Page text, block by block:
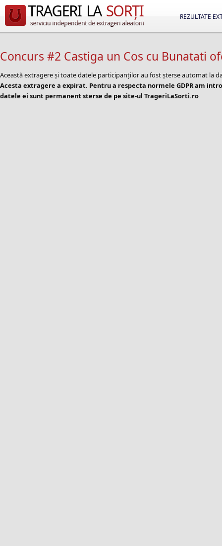
REZULTATE
Concurs #2 Castiga un Cos cu Bunatati
Această extragere și toate datele participanților au fost șterse automat la
Acesta extragere a expirat. Pentru a respecta normele GDPR am
datele ei sunt permanent sterse de pe site-ul TrageriLaSorti.ro